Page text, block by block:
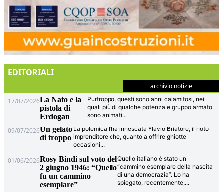
EDITORIALI
archivio notizie
17/07/2026La Nato e la
pistola di
Erdogan
Purtroppo, questi sono anni calamitosi, nei
quali più di qualche potenza e gruppo armato
sono animati...
09/07/2026Un gelato
di troppo
La polemica l’ha innescata Flavio Briatore, il noto
imprenditore che, quanto a offrire ghiotte
occasioni...
01/06/2026Rosy Bindi sul voto del
2 giugno 1946: “Quello
fu un cammino
esemplare”
Quello italiano è stato un
“cammino esemplare della nascita
di una democrazia”. Lo ha
spiegato, recentemente,...